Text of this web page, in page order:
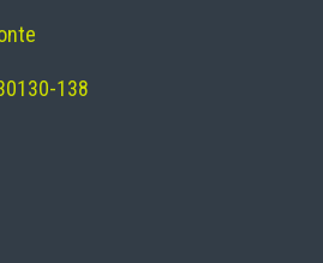
138